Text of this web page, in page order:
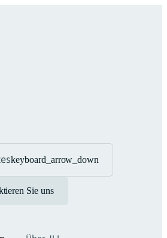
keyboard_arrow_down
Sie uns